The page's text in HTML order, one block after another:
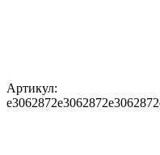
Артикул:
e3062872e3062872e3062872